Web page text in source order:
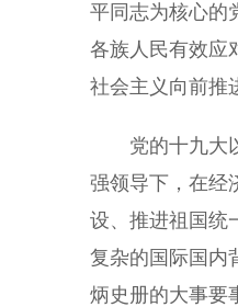
平同志为核心的
各族人民有效应
社会主义向前推
党的十九大以
强领导下，在经
设、推进祖国统
复杂的国际国内
炳史册的大事要